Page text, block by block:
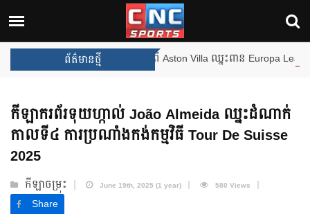
ព័ត៌មានថ្មី
ឈ្នះពានរង្វាន់បន្ថែមទៀត បន្ទាប់ពី Aston Villa ឈ្នះពាន Europa League
កីឡាករព័រទុយហ្កាល់ João Almeida ឈ្នះដំណាក់
កាលទី៤ ការប្រណាំងកង់កម្មវិធី Tour De Suisse
2025
កីឡាចម្រុះ June 19th, 2025 (1 year) 580 Views
Share